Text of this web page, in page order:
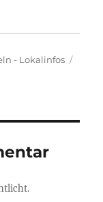
- Lokalinfos